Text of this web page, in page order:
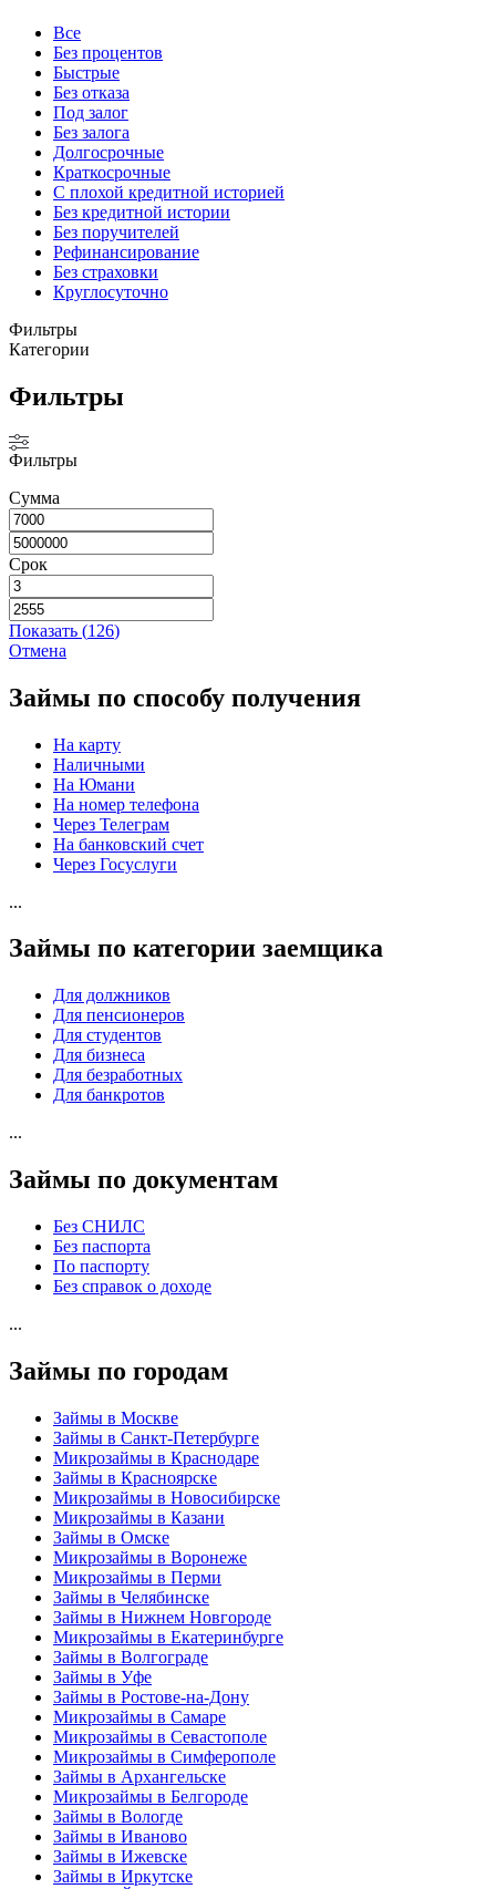
Все
Без процентов
Быстрые
Без отказа
Под залог
Без залога
Долгосрочные
Краткосрочные
С плохой кредитной историей
Без кредитной истории
Без поручителей
Рефинансирование
Без страховки
Круглосуточно
Фильтры
Категории
Фильтры
Фильтры
Сумма
Срок
Показать (126)
Отмена
Займы по способу получения
На карту
Наличными
На Юмани
На номер телефона
Через Телеграм
На банковский счет
Через Госуслуги
...
Займы по категории заемщика
Для должников
Для пенсионеров
Для студентов
Для бизнеса
Для безработных
Для банкротов
...
Займы по документам
Без СНИЛС
Без паспорта
По паспорту
Без справок о доходе
...
Займы по городам
Займы в Москве
Займы в Санкт-Петербурге
Микрозаймы в Краснодаре
Займы в Красноярске
Микрозаймы в Новосибирске
Микрозаймы в Казани
Займы в Омске
Микрозаймы в Воронеже
Микрозаймы в Перми
Займы в Челябинске
Займы в Нижнем Новгороде
Микрозаймы в Екатеринбурге
Займы в Волгограде
Займы в Уфе
Займы в Ростове-на-Дону
Микрозаймы в Самаре
Микрозаймы в Севастополе
Микрозаймы в Симферополе
Займы в Архангельске
Микрозаймы в Белгороде
Займы в Вологде
Займы в Иваново
Займы в Ижевске
Займы в Иркутске